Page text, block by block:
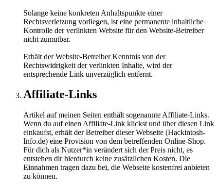
Solange keine konkreten Anhaltspunkte einer
Rechtsverletzung vorliegen, ist eine permanente inhaltliche
Kontrolle der verlinkten Website für den Website-Betreiber
nicht zumutbar.
Erhält der Website-Betreiber Kenntnis von der
Rechtswidrigkeit der verlinkten Inhalte, wird der
entsprechende Link unverzüglich entfernt.
Affiliate-Links
Artikel auf meinen Seiten enthält sogenannte Affiliate-Links.
Wenn du auf einen Affiliate-Link klickst und über diesen Link
einkaufst, erhält der Betreiber dieser Webseite (Hackintosh-
Info.de) eine Provision von dem betreffenden Online-Shop.
Für dich als Nutzer*in verändert sich der Preis nicht, es
entstehen dir hierdurch keine zusätzlichen Kosten. Die
Einnahmen tragen dazu bei, die Webseite kostenfrei anbieten
zu können.